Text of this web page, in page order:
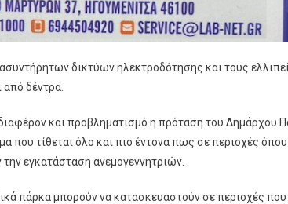
δικτύων ηλεκτροδότησης και τους
δέντρα.
και προβληματισμό η πρόταση του Δημάρχου
που τίθεται όλο και πιο έντονα πως σε περιοχές
εγκατάσταση ανεμογεννητριών.
πάρκα μπορούν να κατασκευαστούν σε περιοχές